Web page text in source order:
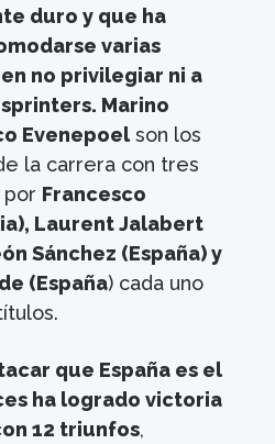
duro y que ha
varias
no privilegiar ni a
Marino
Evenepoel son los
la carrera con tres
por Francesco
Laurent Jalabert
Sánchez (España) y
(España) cada uno
que España es el
ha logrado victoria
12 triunfos,